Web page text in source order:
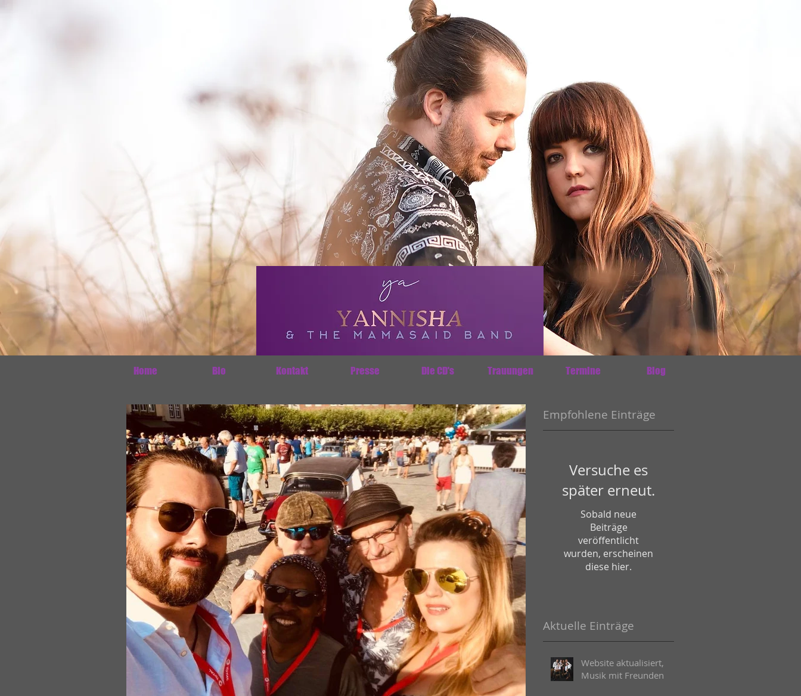
Home Bio Kontakt Presse Die CD's Trauungen Termine Blog
Empfohlene Einträge
Versuche es
später erneut.
Sobald neue
Beiträge
veröffentlicht
wurden, erscheinen
diese hier.
Aktuelle Einträge
Website aktualisiert,
Musik mit Freunden